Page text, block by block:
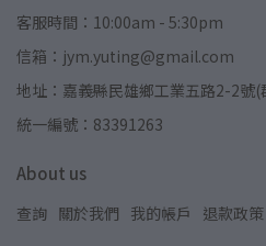
客服時間：10:00am - 5:30pm
信箱：jym.yuting@gmail.com
地址：嘉義縣民雄鄉工業五路2-2號(
統一編號：83391263
About us
查詢 關於我們 我的帳戶 退款政策